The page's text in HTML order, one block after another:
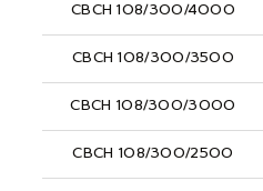
СВСН 108/300/4000
СВСН 108/300/3500
СВСН 108/300/3000
СВСН 108/300/2500